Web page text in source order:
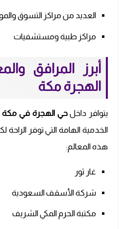
العديد من مراكز التسوق
مراكز طبية ومستشفيات
أبرز المرافق
الهجرة مكة
يتوافر داخلحي الهجرة في مكة
الخدمية الهامة التي توفر
هذه المعالم:
غار ثور
شركة الأسقف السعودية
مكتبة الحرم المكي الشريف